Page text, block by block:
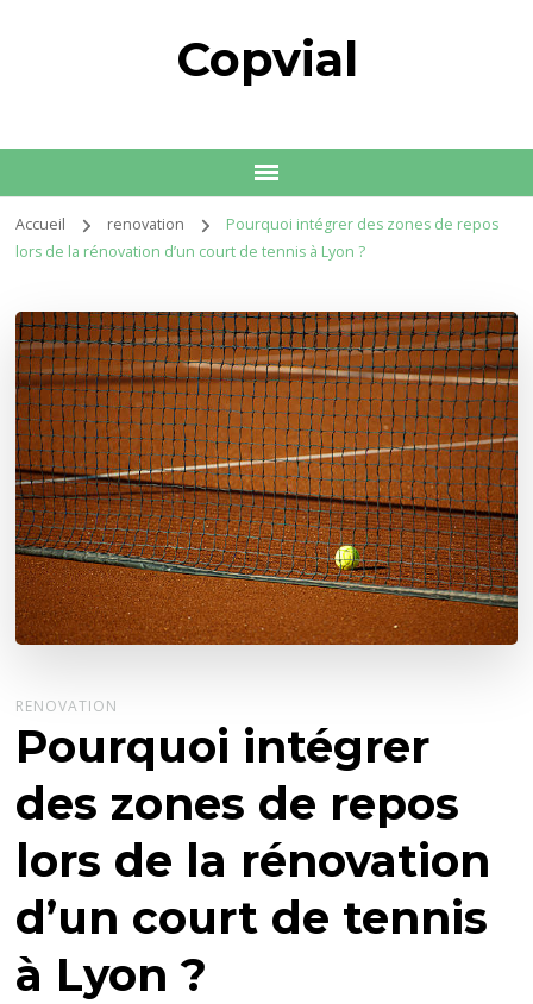
Copvial
Accueil renovation
Pourquoi intégrer des zones de repos
lors de la rénovation d’un court de tennis à Lyon ?
RENOVATION
Pourquoi intégrer
des zones de repos
lors de la rénovation
d’un court de tennis
à Lyon ?